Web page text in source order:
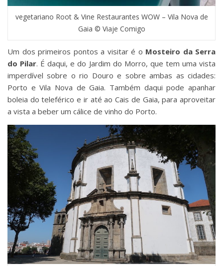
vegetariano Root & Vine Restaurantes WOW – Vila Nova de
Gaia © Viaje Comigo
Um dos primeiros pontos a visitar é o Mosteiro da Serra
do Pilar. É daqui, e do Jardim do Morro, que tem uma vista
imperdível sobre o rio Douro e sobre ambas as cidades:
Porto e Vila Nova de Gaia. Também daqui pode apanhar
boleia do teleférico e ir até ao Cais de Gaia, para aproveitar
a vista a beber um cálice de vinho do Porto.